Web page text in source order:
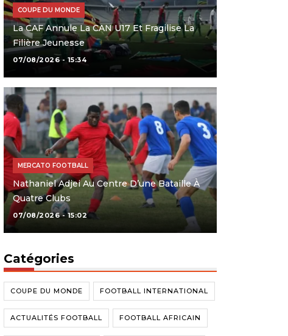
COUPE DU MONDE
La CAF Annule La CAN U17 Et Fragilise La
Filière Jeunesse
07/08/2026 - 15:34
MERCATO FOOTBALL
Nathaniel Adjei Au Centre D’une Bataille À
Quatre Clubs
07/08/2026 - 15:02
Catégories
COUPE DU MONDE FOOTBALL INTERNATIONAL
ACTUALITÉS FOOTBALL FOOTBALL AFRICAIN